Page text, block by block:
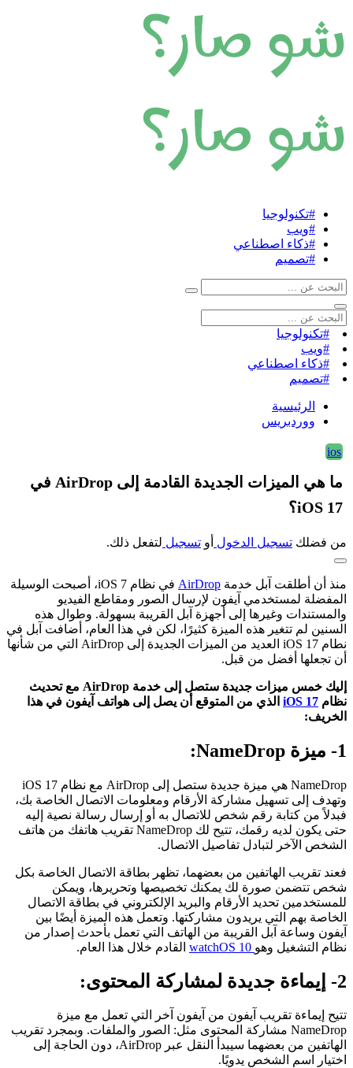
#تكنولوجيا
#ويب
#ذكاء اصطناعي
#تصميم
#تكنولوجيا
#ويب
#ذكاء اصطناعي
#تصميم
الرئيسية
ووردبريس
ios
ما هي الميزات الجديدة القادمة إلى AirDrop في
iOS 17؟
من فضلك تسجيل الدخول أو تسجيل لتفعل ذلك.
منذ أن أطلقت آبل خدمة AirDrop
في نظام iOS 7، أصبحت الوسيلة
المفضلة لمستخدمي آيفون لإرسال الصور ومقاطع الفيديو
والمستندات وغيرها إلى أجهزة آبل القريبة بسهولة. وطوال هذه
السنين لم تتغير هذه الميزة كثيرًا، لكن في هذا العام، أضافت آبل في
نطام iOS 17 العديد من الميزات الجديدة إلى AirDrop التي من شأنها
أن تجعلها أفضل من قبل.
إليك خمس ميزات جديدة ستصل إلى خدمة AirDrop مع تحديث
نظام iOS 17 الذي من المتوقع أن يصل إلى هواتف آيفون في هذا
الخريف:
1- ميزة NameDrop:
NameDrop هي ميزة جديدة ستصل إلى AirDrop مع نظام iOS 17
وتهدف إلى تسهيل مشاركة الأرقام ومعلومات الاتصال الخاصة بك،
فبدلاً من كتابة رقم شخص للاتصال به أو إرسال رسالة نصية إليه
حتى يكون لديه رقمك، تتيح لك NameDrop تقريب هاتفك من هاتف
الشخص الآخر لتبادل تفاصيل الاتصال.
فعند تقريب الهاتفين من بعضهما، تظهر بطاقة الاتصال الخاصة بكل
شخص تتضمن صورة لك يمكنك تخصيصها وتحريرها، ويمكن
للمستخدمين تحديد الأرقام والبريد الإلكتروني في بطاقة الاتصال
الخاصة بهم التي يريدون مشاركتها. وتعمل هذه الميزة أيضًا بين
آيفون وساعة آبل القريبة من الهاتف التي تعمل بأحدث إصدار من
نظام التشغيل وهو
القادم خلال هذا العام.
2- إيماءة جديدة لمشاركة المحتوى:
تتيح إيماءة تقريب آيفون من آيفون آخر التي تعمل مع ميزة
NameDrop مشاركة المحتوى مثل: الصور والملفات. وبمجرد تقريب
الهاتفين من بعضهما سيبدأ النقل عبر AirDrop، دون الحاجة إلى
اختيار اسم الشخص يدويًا.